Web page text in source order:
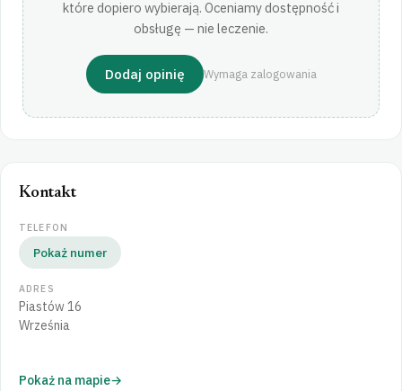
które dopiero wybierają. Oceniamy dostępność i
obsługę — nie leczenie.
Dodaj opinię Wymaga zalogowania
Kontakt
TELEFON
Pokaż numer
ADRES
Piastów 16
Września
Pokaż na mapie